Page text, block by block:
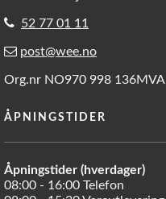
52 77 01 11
post@wee.no
Org.nr NO970 998 136MVA
ÅPNINGSTIDER
Åpningstider (hverdager)
08:00 - 16:00 Telefon